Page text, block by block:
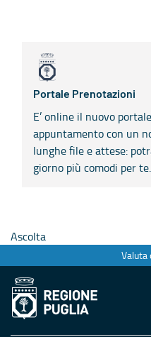
Portale Prenotazioni
E’ online il nuovo
appuntamento con un
lunghe file e attese:
giorno più comodi per te.
Ascolta
Valuta